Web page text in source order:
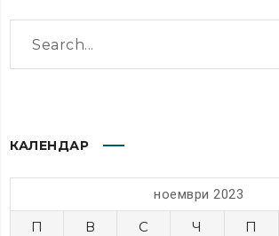
КАЛЕНДАР
ноември 2023
П В С Ч П